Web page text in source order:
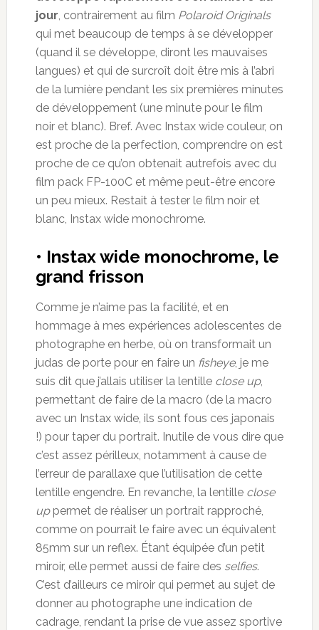
jour, contrairement au film Polaroid Originals
qui met beaucoup de temps à se développer
(quand il se développe, diront les mauvaises
langues) et qui de surcroît doit être mis à l’abri
de la lumière pendant les six premières minutes
de développement (une minute pour le film
noir et blanc). Bref. Avec Instax wide couleur, on
est proche de la perfection, comprendre on est
proche de ce qu’on obtenait autrefois avec du
film pack FP-100C et même peut-être encore
un peu mieux. Restait à tester le film noir et
blanc, Instax wide monochrome.
• Instax wide monochrome, le
grand frisson
Comme je n’aime pas la facilité, et en
hommage à mes expériences adolescentes de
photographe en herbe, où on transformait un
judas de porte pour en faire un fisheye, je me
suis dit que j’allais utiliser la lentille close up,
permettant de faire de la macro (de la macro
avec un Instax wide, ils sont fous ces japonais
!) pour taper du portrait. Inutile de vous dire que
c’est assez périlleux, notamment à cause de
l’erreur de parallaxe que l’utilisation de cette
lentille engendre. En revanche, la lentille close
uppermet de réaliser un portrait rapproché,
comme on pourrait le faire avec un équivalent
85mm sur un reflex. Étant équipée d’un petit
miroir, elle permet aussi de faire des selfies.
C’est d’ailleurs ce miroir qui permet au sujet de
donner au photographe une indication de
cadrage, rendant la prise de vue assez sportive